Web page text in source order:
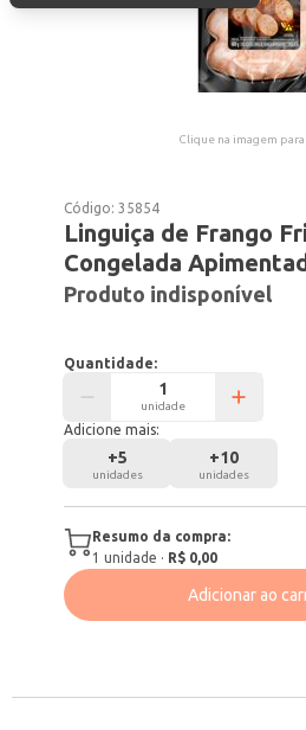
Clique na imagem
Código:35854
Linguiça de Frango
Congelada
Produto indisponível
Quantidade:
unidade
Adicione mais:
+5
unidades
+10
unidades
Resumo da compra:
1 unidade · R$ 0,00
Adicionar ao